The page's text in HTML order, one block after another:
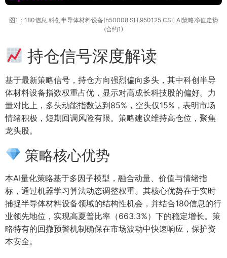
图1：180信息,科创半导体材料设备[h50008.SH,950125.CSI] AI策略净值走势
(合约1)
持仓信号深度解读
基于最新策略信号，持仓方向强烈偏向多头，其中科创半导
体材料设备指数权重占优，显示对高成长科技股的偏好。力
量对比上，多头动能指数达到85%，空头仅15%，表明市场
情绪积极，短期回调风险有限。策略建议维持高仓位，聚焦
龙头股。
策略核心优势
本AI量化策略基于多因子模型，融合动量、价值与情绪指
标，通过机器学习算法动态调整权重。其核心优势在于实时
捕捉半导体材料设备领域的结构性机会，并结合180信息的行
业领先地位，实现高夏普比率（663.3%）下的稳定增长。策
略特有的回撤预警机制确保在市场波动中快速响应，保护资
本安全。